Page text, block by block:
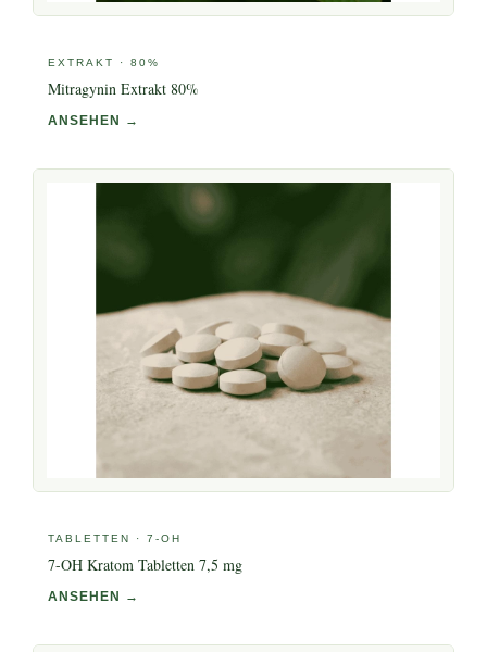
EXTRAKT · 80%
Mitragynin Extrakt 80%
ANSEHEN →
TABLETTEN · 7-OH
7-OH Kratom Tabletten 7,5 mg
ANSEHEN →